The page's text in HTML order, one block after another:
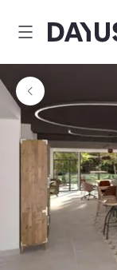
Dayuse